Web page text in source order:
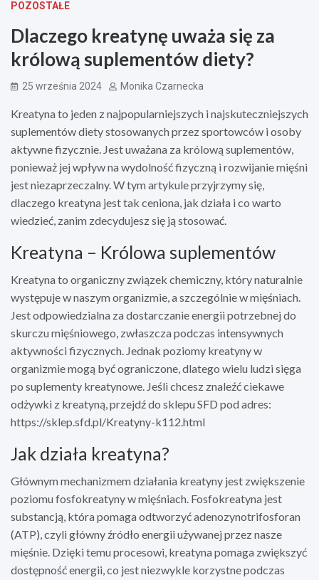
POZOSTAŁE
Dlaczego kreatynę uważa się za
królową suplementów diety?
25 września 2024 Monika Czarnecka
Kreatyna to jeden z najpopularniejszych i najskuteczniejszych
suplementów diety stosowanych przez sportowców i osoby
aktywne fizycznie. Jest uważana za królową suplementów,
ponieważ jej wpływ na wydolność fizyczną i rozwijanie mięśni
jest niezaprzeczalny. W tym artykule przyjrzymy się,
dlaczego kreatyna jest tak ceniona, jak działa i co warto
wiedzieć, zanim zdecydujesz się ją stosować.
Kreatyna – Królowa suplementów
Kreatyna to organiczny związek chemiczny, który naturalnie
występuje w naszym organizmie, a szczególnie w mięśniach.
Jest odpowiedzialna za dostarczanie energii potrzebnej do
skurczu mięśniowego, zwłaszcza podczas intensywnych
aktywności fizycznych. Jednak poziomy kreatyny w
organizmie mogą być ograniczone, dlatego wielu ludzi sięga
po suplementy kreatynowe. Jeśli chcesz znaleźć ciekawe
odżywki z kreatyną, przejdź do sklepu SFD pod adres:
https://sklep.sfd.pl/Kreatyny-k112.html
Jak działa kreatyna?
Głównym mechanizmem działania kreatyny jest zwiększenie
poziomu fosfokreatyny w mięśniach. Fosfokreatyna jest
substancją, która pomaga odtworzyć adenozynotrifosforan
(ATP), czyli główny źródło energii używanej przez nasze
mięśnie. Dzięki temu procesowi, kreatyna pomaga zwiększyć
dostępność energii, co jest niezwykle korzystne podczas